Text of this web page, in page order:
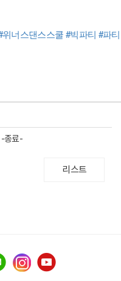
위너스댄스스쿨#빅파티 #파
-종료-
리스트